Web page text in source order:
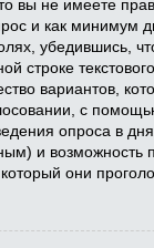
вы не имеете
и как минимум
убедившись,
строке
вариантов,
с
опроса в
и возможность
они